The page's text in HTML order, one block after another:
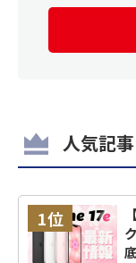
人気記
1位